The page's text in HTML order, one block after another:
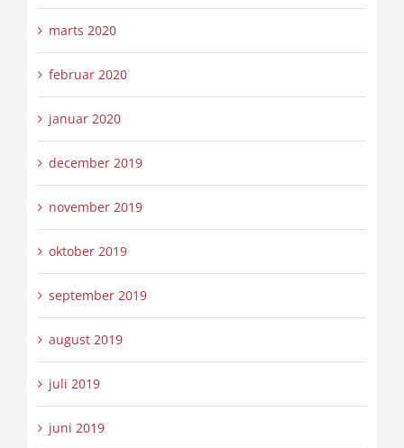
marts 2020
februar 2020
januar 2020
december 2019
november 2019
oktober 2019
september 2019
august 2019
juli 2019
juni 2019